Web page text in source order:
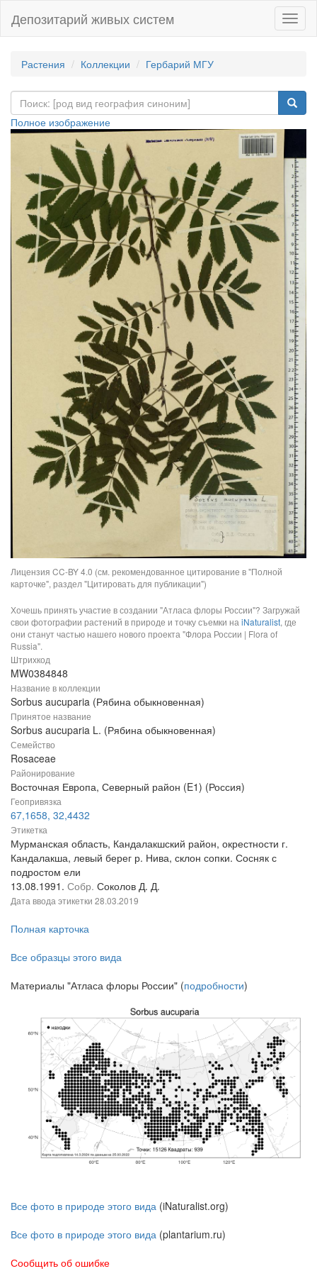
Депозитарий живых систем
Растения Коллекции Гербарий МГУ
Полное изображение
Лицензия CC-BY 4.0 (см. рекомендованное цитирование в "Полной
карточке", раздел "Цитировать для публикации")
Хочешь принять участие в создании "Атласа флоры России"? Загружай
свои фотографии растений в природе и точку съемки на iNaturalist, где
они станут частью нашего нового проекта "Флора России | Flora of
Russia".
Штрихкод
MW0384848
Название в коллекции
Sorbus aucuparia (Рябина обыкновенная)
Принятое название
Sorbus aucuparia L. (Рябина обыкновенная)
Семейство
Rosaceae
Районирование
Восточная Европа, Северный район (E1) (Россия)
Геопривязка
67,1658, 32,4432
Этикетка
Мурманская область, Кандалакшский район, окрестности г.
Кандалакша, левый берег р. Нива, склон сопки. Сосняк с
подростом ели
13.08.1991. Собр. Соколов Д. Д.
Дата ввода этикетки 28.03.2019
Полная карточка
Все образцы этого вида
Материалы "Атласа флоры России" (подробности)
Все фото в природе этого вида (iNaturalist.org)
Все фото в природе этого вида (plantarium.ru)
Сообщить об ошибке